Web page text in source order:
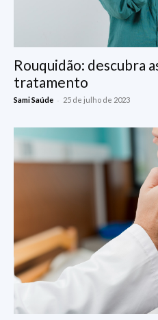
Rouquidão: descubra
tratamento
Sami Saúde - 25 de julho de 2023